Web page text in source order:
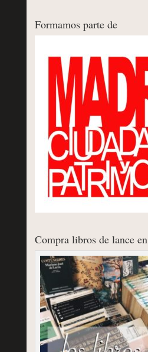
Formamos parte de
Compra libros de lance en